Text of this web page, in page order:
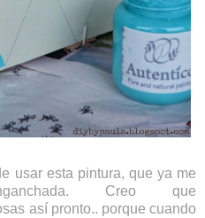
usar esta pintura, que ya me
Creo que
así pronto.. porque cuando